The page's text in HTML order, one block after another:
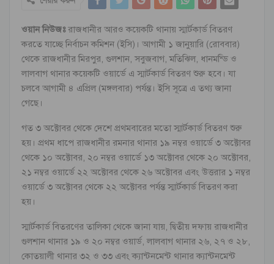
ওয়ান নিউজঃরাজধানীর আরও কয়েকটি থানায় স্মার্টকার্ড বিতরণ
করতে যাচ্ছে নির্বাচন কমিশন (ইসি)। আগামী ১ জানুয়ারি (রোববার)
থেকে রাজধানীর মিরপুর, গুলশান, সবুজবাগ, মতিঝিল, ধানমন্ডি ও
লালবাগ থানার কয়েকটি ওয়ার্ডে এ স্মার্টকার্ড বিতরণ শুরু হবে। যা
চলবে আগামী ৪ এপ্রিল (মঙ্গলবার) পর্যন্ত। ইসি সূত্রে এ তথ্য জানা
গেছে।
গত ৩ অক্টোবর থেকে দেশে প্রথমবারের মতো স্মার্টকার্ড বিতরণ শুরু
হয়। প্রথম ধাপে রাজধানীর রমনার থানার ১৯ নম্বর ওয়ার্ডে ৩ অক্টোবর
থেকে ১০ অক্টোবর, ২০ নম্বর ওয়ার্ডে ১৩ অক্টোবর থেকে ২০ অক্টোবর,
২১ নম্বর ওয়ার্ডে ২২ অক্টোবর থেকে ২৬ অক্টোবর এবং উত্তরার ১ নম্বর
ওয়ার্ডে ৩ অক্টোবর থেকে ২২ অক্টোবর পর্যন্ত স্মার্টকার্ড বিতরণ করা
হয়।
স্মার্টকার্ড বিতরণের তালিকা থেকে জানা যায়, দ্বিতীয় দফায় রাজধানীর
গুলশান থানার ১৯ ও ২০ নম্বর ওয়ার্ড, লালবাগ থানার ২৬, ২৭ ও ২৮,
কোতয়ালী থানার ৩২ ও ৩৩ এবং ক্যান্টনমেন্ট থানার ক্যান্টনমেন্ট